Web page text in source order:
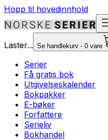
Hopp til hovedinnhold
Laster... Se handlekurv - 0 vare
Serier
Få gratis bok
Utgivelseskalender
Bokpakker
E-bøker
Forfattere
Serieliv
Bokhandel